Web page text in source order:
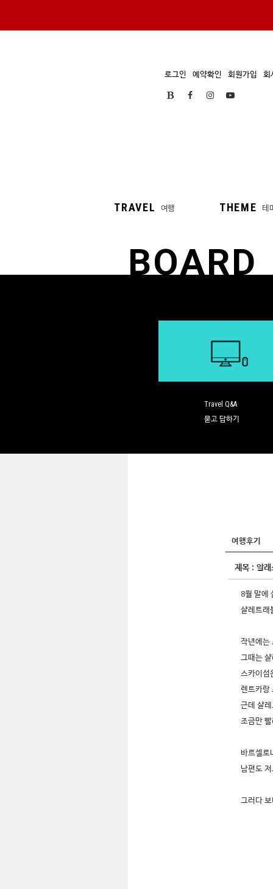
로그인 예약확인 회원가입 회
TRAVEL 여행 THEME 테
BOARD
Travel Q&A
묻고 답하기
여행후기
제목 : 알
8월 말에
샬레트래
작년에는
그때는
스카이섬
렌트카랑
근데 샬
조금만
바르셀로
남편도
그러다